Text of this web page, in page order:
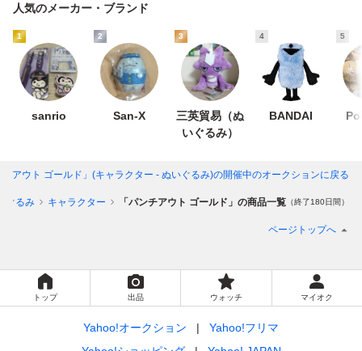
人気のメーカー・ブランド
1
sanrio
2
San-X
3
三英貿易（ぬ
いぐるみ）
4
BANDAI
5
チアウト ゴールド」(キャラクター - ぬいぐるみ)の開催中のオークションに戻る
ぐるみ キャラクター 「パンチアウト ゴールド」の商品一覧 （終了180日間）
ページトップへ
トップ 出品 ウォッチ マイオク
Yahoo!オークション
Yahoo!フリマ